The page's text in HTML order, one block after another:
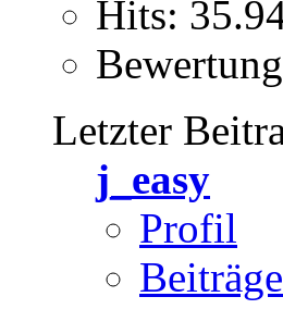
Hits:
Letzter
j_easy
Profil